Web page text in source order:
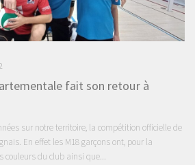
fait son retour à
sur notre territoire, la compétition officielle de
En effet les M18 garçons ont, pour la
couleurs du club ainsi que...